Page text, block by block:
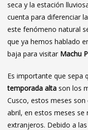
seca y la estación
cuenta para diferenciar
este fenómeno natural
que ya hemos hablado
baja para visitar Machu
Es importante que sepa
temporada alta son los
Cusco, estos meses
abril, en estos meses se
extranjeros. Debido a